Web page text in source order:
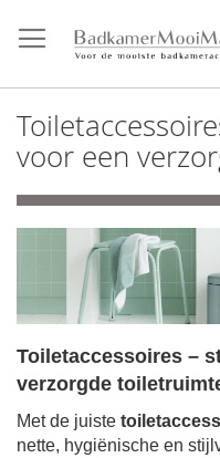
direct
door
inhoud
voor een
Toiletaccessoires –
verzorgde
Met de juiste
nette, hygiënische en